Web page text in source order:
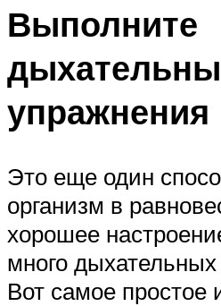
МЕНЮ
Выполните
упражнения
Это еще один
организм в
хорошее
много
Вот самое простое